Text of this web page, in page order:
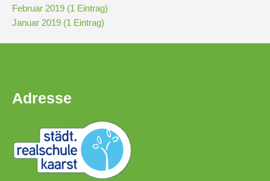
Datenschutz
Schokoticket
Februar 2019 (1 Eintrag)
Januar 2019 (1 Eintrag)
Adresse